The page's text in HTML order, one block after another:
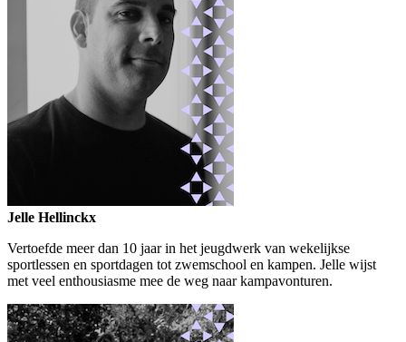
Jelle Hellinckx
Vertoefde meer dan 10 jaar in het jeugdwerk van wekelijkse
sportlessen en sportdagen tot zwemschool en kampen. Jelle wijst
met veel enthousiasme mee de weg naar kampavonturen.